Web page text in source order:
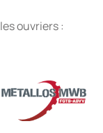
ouvriers :